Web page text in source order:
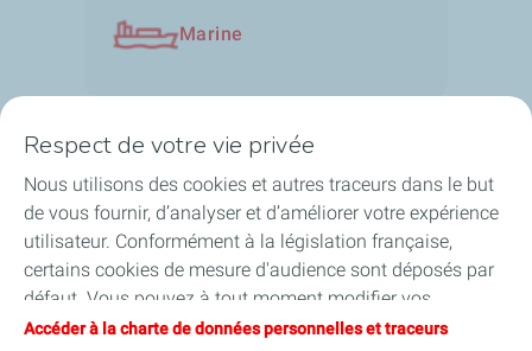
Marine
Nos solutions
A propos
Besoin d'aide ?
Respect de votre vie privée
Nous utilisons des cookies et autres traceurs dans le but
de vous fournir, d’analyser et d’améliorer votre expérience
utilisateur. Conformément à la législation française,
certains cookies de mesure d'audience sont déposés par
défaut. Vous pouvez à tout moment modifier vos
paramètres de cookies en cliquant sur le bouton « Gérer
Accéder à la charte de données personnelles et traceurs